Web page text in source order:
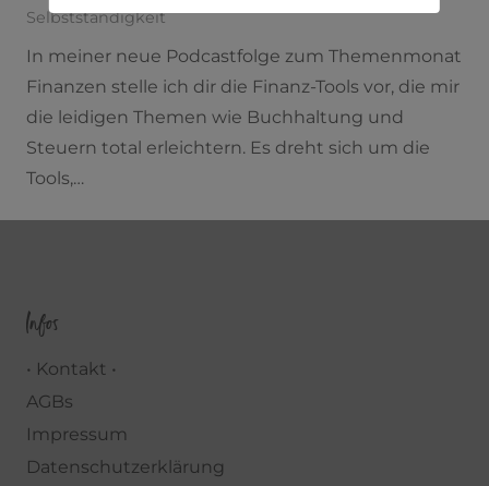
Selbstständigkeit
In meiner neue Podcastfolge zum Themenmonat
Finanzen stelle ich dir die Finanz-Tools vor, die mir
die leidigen Themen wie Buchhaltung und
Steuern total erleichtern. Es dreht sich um die
Tools,…
Infos
• Kontakt •
AGBs
Impressum
Datenschutzerklärung